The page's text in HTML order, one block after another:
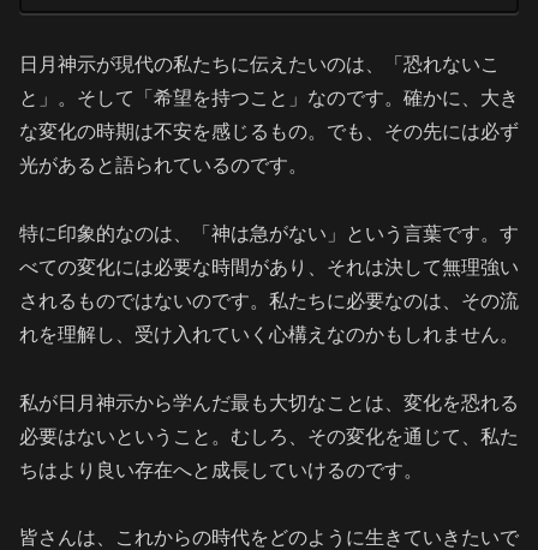
日月神示が現代の私たちに伝えたいのは、「恐れないこ
と」。そして「希望を持つこと」なのです。確かに、大き
な変化の時期は不安を感じるもの。でも、その先には必ず
光があると語られているのです。
特に印象的なのは、「神は急がない」という言葉です。す
べての変化には必要な時間があり、それは決して無理強い
されるものではないのです。私たちに必要なのは、その流
れを理解し、受け入れていく心構えなのかもしれません。
私が日月神示から学んだ最も大切なことは、変化を恐れる
必要はないということ。むしろ、その変化を通じて、私た
ちはより良い存在へと成長していけるのです。
皆さんは、これからの時代をどのように生きていきたいで